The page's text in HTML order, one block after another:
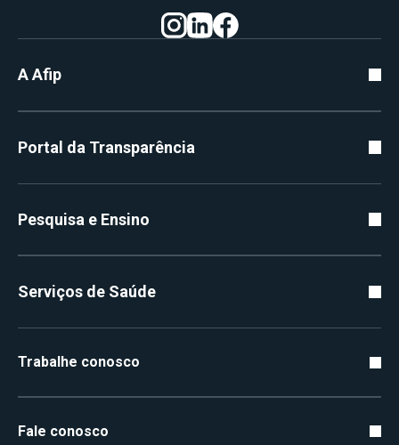
A Afip
Portal da Transparência
Pesquisa e Ensino
Serviços de Saúde
Trabalhe conosco
Fale conosco